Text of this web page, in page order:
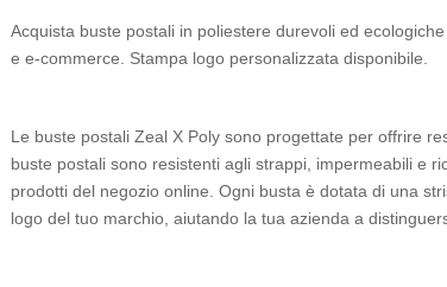
Acquista buste postali in poliestere durevoli ed
e e-commerce. Stampa logo personalizzata disponibile.
Le buste postali Zeal X Poly sono progettate per offrire
buste postali sono resistenti agli strappi, impermeabili e
prodotti del negozio online. Ogni busta è dotata di una
logo del tuo marchio, aiutando la tua azienda a